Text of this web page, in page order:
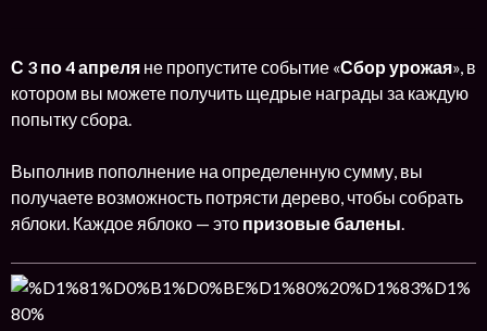
С 3 по 4 апреля не пропустите событие «Сбор урожая», в
котором вы можете получить щедрые награды за каждую
попытку сбора.
Выполнив пополнение на определенную сумму, вы
получаете возможность потрясти дерево, чтобы собрать
яблоки. Каждое яблоко — это призовые балены.